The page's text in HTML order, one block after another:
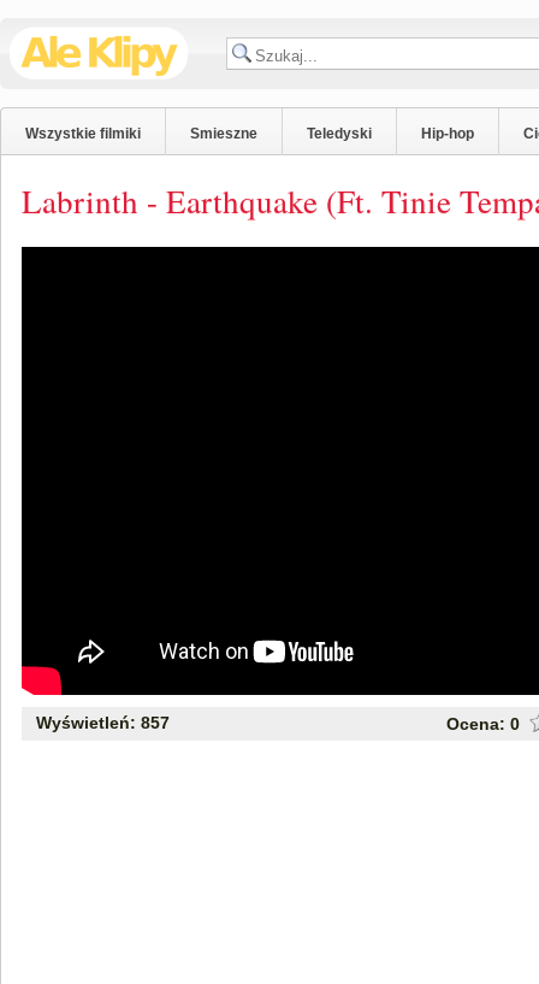
Wszystkie filmiki Smieszne Teledyski Hip-hop
Labrinth - Earthquake (Ft. Tinie
Wyświetleń: 857 Ocena: 0